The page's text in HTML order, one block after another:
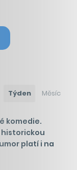
Týden Měsíc
komedie.
historickou
platí i na